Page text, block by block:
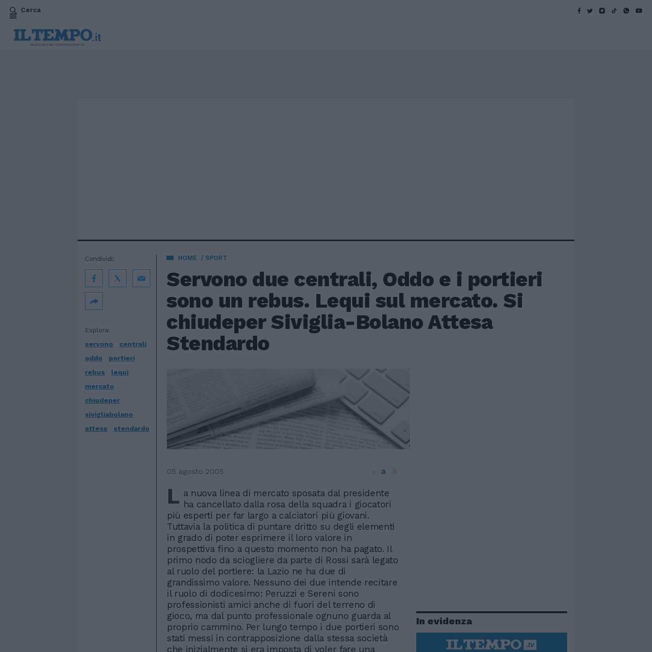
Cerca
HOME SPORT
Servono due centrali, Oddo e i portieri
sono un rebus. Lequi sul mercato. Si
chiudeper Siviglia-Bolano Attesa
Stendardo
Esplora:
servono
centrali
oddo
portieri
rebus
lequi
mercato
chiudeper
sivigliabolano
attesa
stendardo
Condividi:
05 agosto 2005 a
L a nuova linea di mercato sposata dal presidente
ha cancellato dalla rosa della squadra i giocatori
più esperti per far largo a calciatori più giovani.
Tuttavia la politica di puntare dritto su degli elementi
in grado di poter esprimere il loro valore in
prospettiva fino a questo momento non ha pagato. Il
primo nodo da sciogliere da parte di Rossi sarà legato
al ruolo del portiere: la Lazio ne ha due di
grandissimo valore. Nessuno dei due intende recitare
il ruolo di dodicesimo: Peruzzi e Sereni sono
professionisti amici anche di fuori del terreno di
gioco, ma dal punto professionale ognuno guarda al
proprio cammino. Per lungo tempo i due portieri sono
stati messi in contrapposizione dalla stessa società
che inizialmente si era imposta di voler fare una
In evidenza